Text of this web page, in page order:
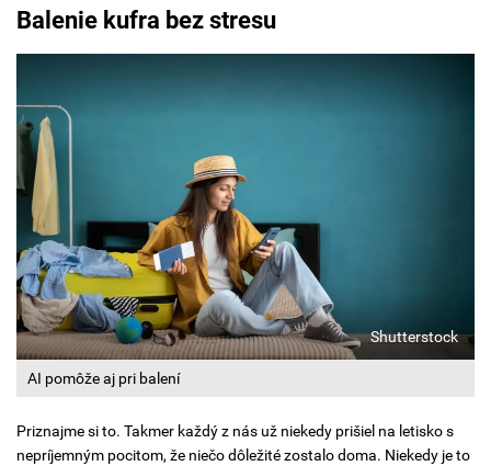
Balenie kufra bez stresu
AI pomôže aj pri balení
Shutterstock
Priznajme si to. Takmer každý z nás už niekedy prišiel na letisko s
nepríjemným pocitom, že niečo dôležité zostalo doma. Niekedy je to